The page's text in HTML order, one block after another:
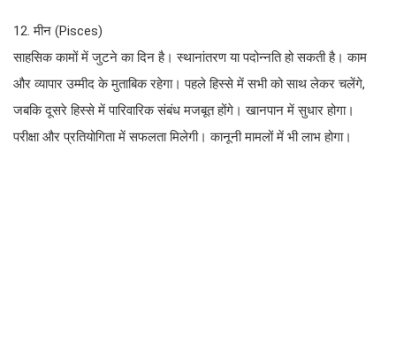
12. मीन (Pisces)
साहसिक कामों में जुटने का दिन है। स्थानांतरण या पदोन्नति हो सकती है। काम
और व्यापार उम्मीद के मुताबिक रहेगा। पहले हिस्से में सभी को साथ लेकर चलेंगे,
जबकि दूसरे हिस्से में पारिवारिक संबंध मजबूत होंगे। खानपान में सुधार होगा।
परीक्षा और प्रतियोगिता में सफलता मिलेगी। कानूनी मामलों में भी लाभ होगा।